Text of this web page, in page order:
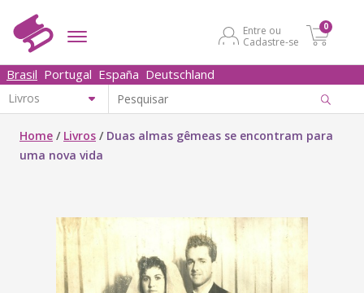
Entre ou
Cadastre-se
0
Brasil Portugal España Deutschland
Home / Livros / Duas almas gêmeas se encontram para
uma nova vida